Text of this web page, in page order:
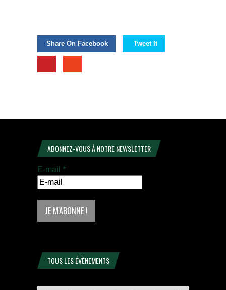
Share On Facebook Tweet It
ABONNEZ-VOUS À NOTRE NEWSLETTER
E-mail *
TOUS LES ÉVÈNEMENTS